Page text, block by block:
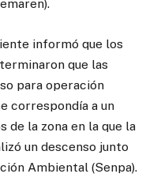
informó que los
que las
para operación
correspondía a un
de la zona en la que la
un descenso junto
Ambiental (Senpa).